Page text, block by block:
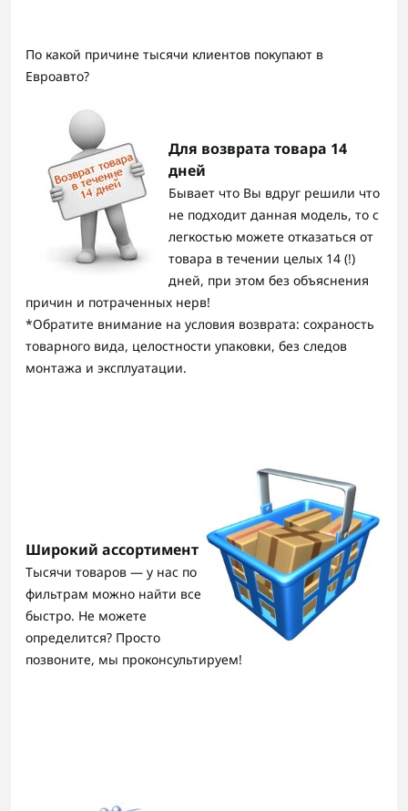
По какой причине тысячи клиентов покупают в
Евроавто?
Для возврата товара 14
дней
Бывает что Вы вдруг решили что
не подходит данная модель, то с
легкостью можете отказаться от
товара в течении целых 14 (!)
дней, при этом без объяснения
причин и потраченных нерв!
*Обратите внимание на условия возврата: сохраность
товарного вида, целостности упаковки, без следов
монтажа и эксплуатации.
Широкий ассортимент
Тысячи товаров — у нас по
фильтрам можно найти все
быстро. Не можете
определится? Просто
позвоните, мы проконсультируем!